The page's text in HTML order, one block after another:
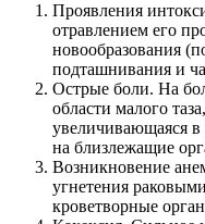
Проявления
отравлением его
новообразования
подташнивания и
Острые боли. На
области малого
увеличивающаяся в
на близлежащие
Возникновение
угнетения
кроветворные